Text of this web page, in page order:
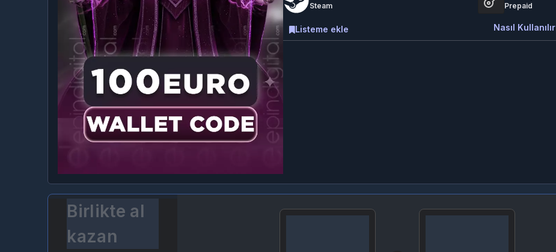
Steam
Prepaid
Nasıl Kullanılır
Listeme ekle
Birlikte al
kazan